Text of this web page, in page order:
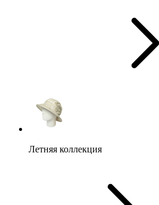
Летняя коллекция